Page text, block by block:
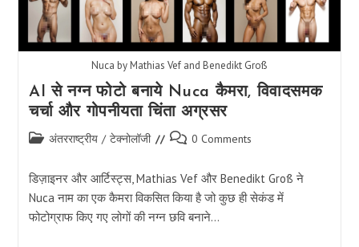
बेकर्सफील्ड
में
18
फेलोनी
आरोप
Nuca by Mathias Vef and Benedikt Groß
AI से नग्न फोटो बनाये Nuca कैमरा, विवादसमक
चर्चा और गोपनीयता चिंता अग्रसर
Post अंतरराष्ट्रीय / टेक्नोलॉजी
Post 0 Comments
डिज़ाइनर और आर्टिस्ट्स, Mathias Vef और Benedikt Groß ने
Nuca नाम का एक कैमरा विकसित किया है जो कुछ ही सेकंड में
फोटोग्राफ किए गए लोगों की नग्न छवि बनाने…